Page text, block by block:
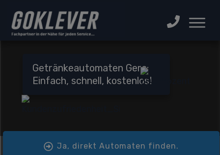
Getränkeautomaten Gera:
Einfach, schnell, kostenlos!
Ja, direkt Automaten finden.